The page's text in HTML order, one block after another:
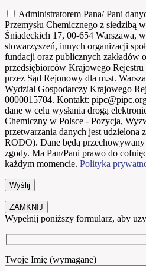
Administratorem Pana/ Pani
Przemysłu Chemicznego z siedzibą
Śniadeckich 17, 00-654 Warszawa,
stowarzyszeń, innych organizacji
fundacji oraz publicznych zakładów
przedsiębiorców Krajowego
przez Sąd Rejonowy dla m.st.
Wydział Gospodarczy Krajowego
0000015704. Kontakt:
dane w celu wysłania drogą
Chemiczny w Polsce - Pozycja,
przetwarzania danych jest udzielona
RODO). Dane będą przechowywany
zgody. Ma Pan/Pani prawo do
każdym momencie. Polityka
ZAMKNIJ
Wypełnij poniższy formularz, aby
Twoje Imię (wymagane)